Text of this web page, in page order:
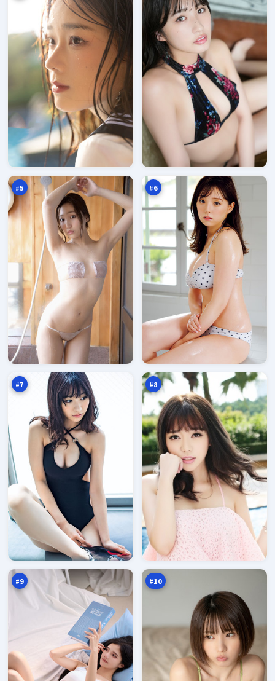
#5
无
名
章
95
万
#6
零
号
营
救万
#7
寒
锋
追
击
94
万
#8
降
临
94
万
#9
逐
零
点
万
#10
残
章
孤
岛
94
万